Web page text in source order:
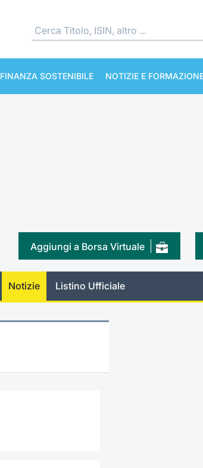
FINANZA SOSTENIBILE NOTIZIE E
Aggiungi a Borsa Virtuale
Notizie Listino Ufficiale